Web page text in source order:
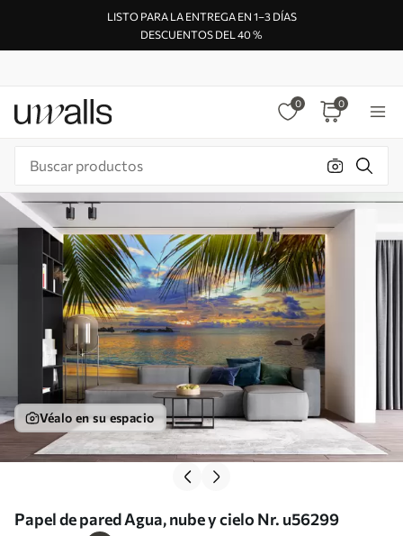
LISTO PARA LA ENTREGA EN 1–3 DÍAS
DESCUENTOS DEL 40 %
0 0
Véalo en su espacio
Papel de pared Agua, nube y cielo Nr. u56299